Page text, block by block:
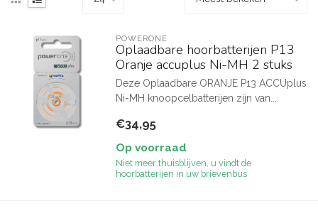
POWERONE
Oplaadbare hoorbatterijen P13
Oranje accuplus Ni-MH 2 stuks
Deze Oplaadbare ORANJE P13 ACCUplus
Ni-MH knoopcelbatterijen zijn van...
€34,95
Op voorraad
Niet meer thuisblijven, u vindt de
hoorbatterijen in uw brievenbus